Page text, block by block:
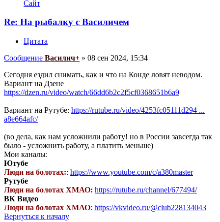
Сайт
Re: На рыбалку с Василичем
Цитата
Сообщение Василич+ » 08 сен 2024, 15:34
Сегодня ездил снимать, как и что на Конде ловят неводом.
Вариант на Дзене
https://dzen.ru/video/watch/66dd6b2c2f5cf0368651b6a9
Вариант на Рутубе: https://rutube.ru/video/4253fc05111d294 ...
a8e664afc/
(во дела, как нам усложнили работу! но в России завсегда так
было - усложнить работу, а платить меньше)
Мои каналы:
Ютубе
Люди на болотах:: https://www.youtube.com/c/a380master
Рутубе
Люди на болотах ХМАО: https://rutube.ru/channel/677494/
ВК Видео
Люди на болотах ХМАО: https://vkvideo.ru/@club228134043
Вернуться к началу